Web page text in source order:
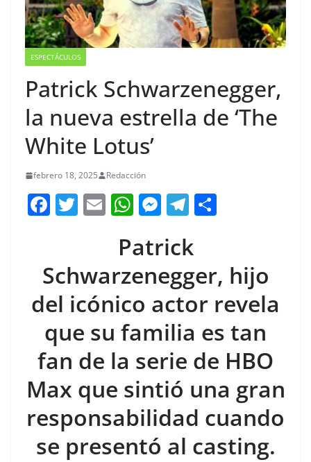
ESPECTÁCULOS
Patrick Schwarzenegger,
la nueva estrella de ‘The
White Lotus’
febrero 18, 2025 Redacción
F
e
b
o
o
k
T
er
E
ai
l
W
at
s
A
p
p
M
ss
e
n
g
er
T
e
gr
a
m
p
ar
tir
Patrick
Schwarzenegger, hijo
del icónico actor revela
que su familia es tan
fan de la serie de HBO
Max que sintió una gran
responsabilidad cuando
se presentó al casting.